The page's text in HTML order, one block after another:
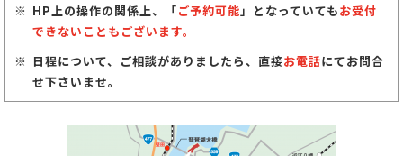
HP上の操作の関係上、「ご予約可能」となっていてもお受付
できないこともございます。
日程について、ご相談がありましたら、直接お電話にてお問合
せ下さいませ。